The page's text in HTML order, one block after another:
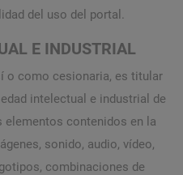
del uso del portal.
E INDUSTRIAL
o como cesionaria, es titular
intelectual e industrial de
elementos contenidos en la
sonido, audio, vídeo,
combinaciones de